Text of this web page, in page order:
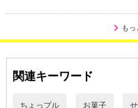
も
関連キーワード
ちょっプル お菓子